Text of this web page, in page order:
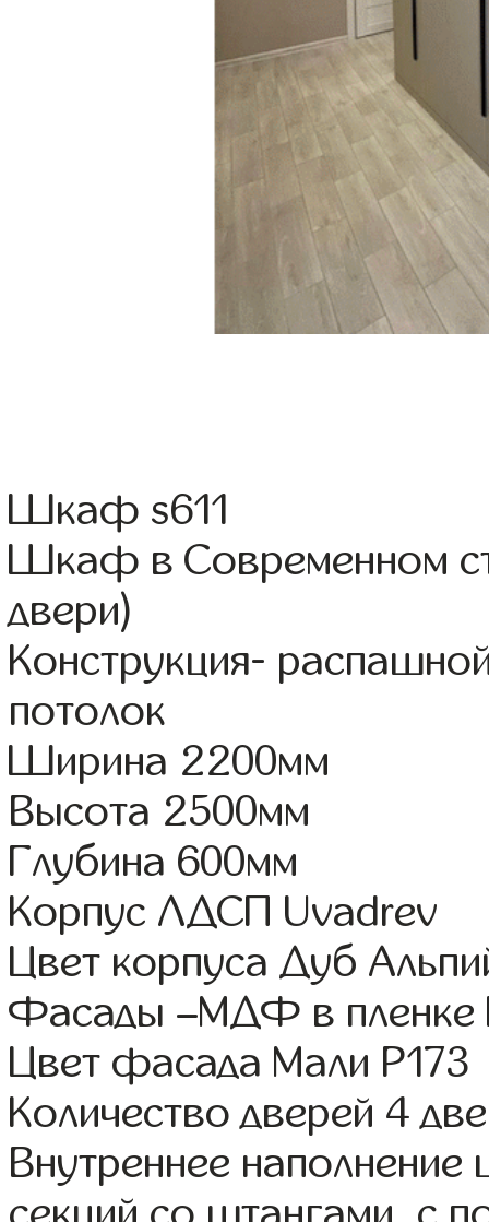
Шкаф s611
Шкаф в Современном
двери)
Конструкция-
потолок
Ширина 2200мм
Высота 2500мм
Глубина 600мм
Корпус ЛДСП Uvadrev
Цвет корпуса Дуб
Фасады –МДФ в пленке
Цвет фасада Мали Р173
Количество дверей 4
Внутреннее